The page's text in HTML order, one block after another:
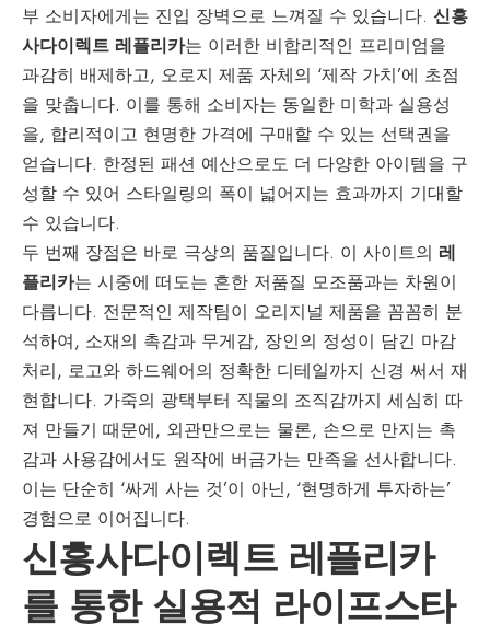
부 소비자에게는 진입 장벽으로 느껴질 수 있습니다. 신흥
사다이렉트 레플리카는 이러한 비합리적인 프리미엄을
과감히 배제하고, 오로지 제품 자체의 ‘제작 가치’에 초점
을 맞춥니다. 이를 통해 소비자는 동일한 미학과 실용성
을, 합리적이고 현명한 가격에 구매할 수 있는 선택권을
얻습니다. 한정된 패션 예산으로도 더 다양한 아이템을 구
성할 수 있어 스타일링의 폭이 넓어지는 효과까지 기대할
수 있습니다.
두 번째 장점은 바로 극상의 품질입니다. 이 사이트의 레
플리카는 시중에 떠도는 흔한 저품질 모조품과는 차원이
다릅니다. 전문적인 제작팀이 오리지널 제품을 꼼꼼히 분
석하여, 소재의 촉감과 무게감, 장인의 정성이 담긴 마감
처리, 로고와 하드웨어의 정확한 디테일까지 신경 써서 재
현합니다. 가죽의 광택부터 직물의 조직감까지 세심히 따
져 만들기 때문에, 외관만으로는 물론, 손으로 만지는 촉
감과 사용감에서도 원작에 버금가는 만족을 선사합니다.
이는 단순히 ‘싸게 사는 것’이 아닌, ‘현명하게 투자하는’
경험으로 이어집니다.
신흥사다이렉트 레플리카
를 통한 실용적 라이프스타